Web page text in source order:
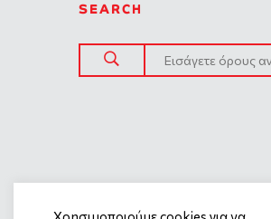
SEARCH